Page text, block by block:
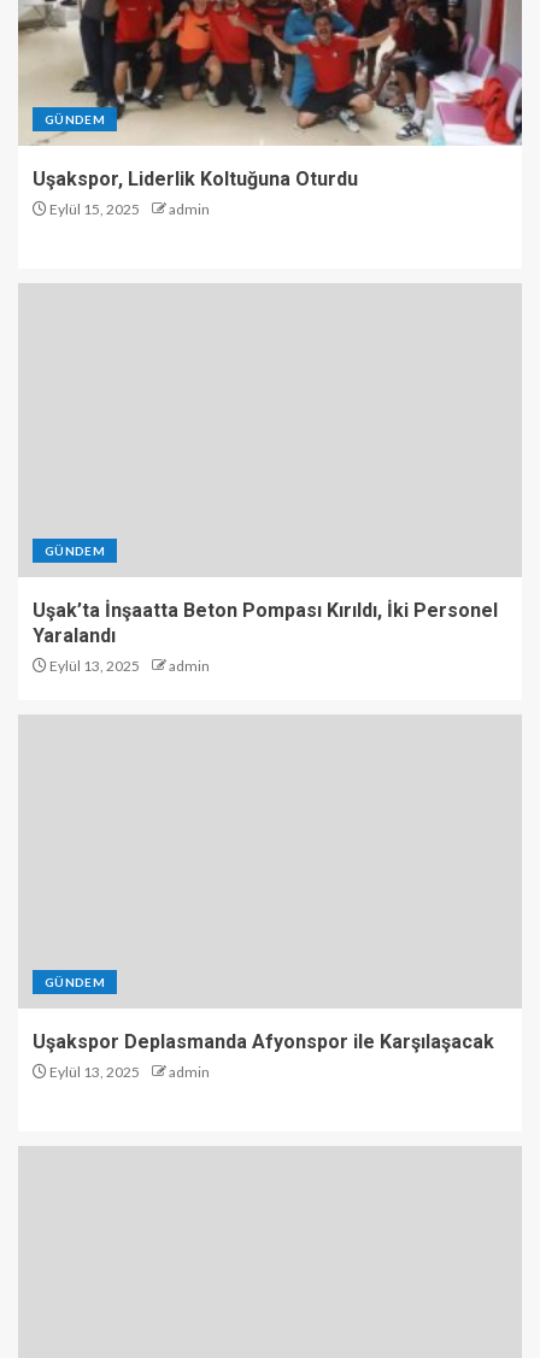
GÜNDEM
Uşakspor, Liderlik Koltuğuna Oturdu
Eylül 15, 2025 admin
GÜNDEM
Uşak’ta İnşaatta Beton Pompası Kırıldı, İki Personel
Yaralandı
Eylül 13, 2025 admin
GÜNDEM
Uşakspor Deplasmanda Afyonspor ile Karşılaşacak
Eylül 13, 2025 admin